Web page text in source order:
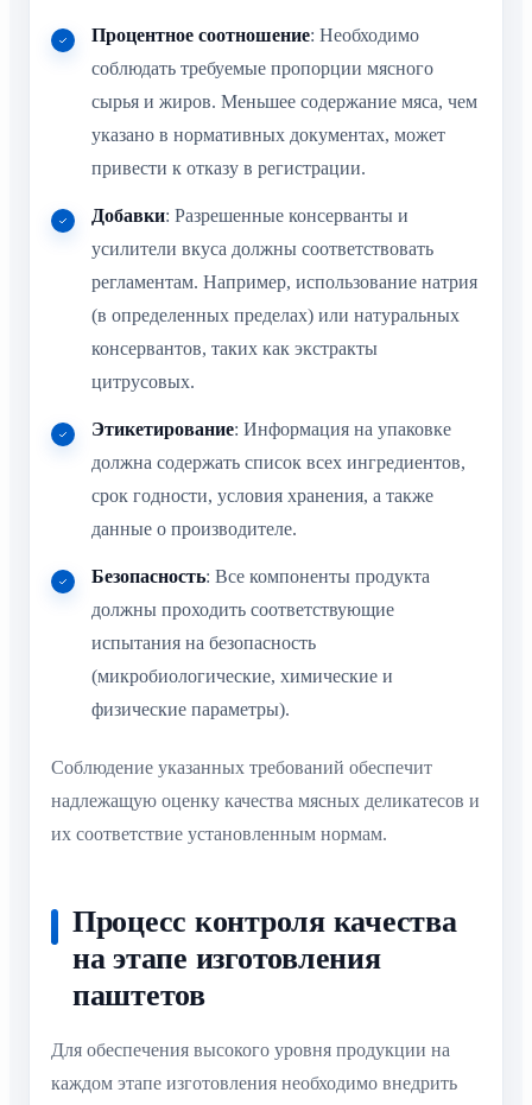
Процентное соотношение: Необходимо
соблюдать требуемые пропорции мясного
сырья и жиров. Меньшее содержание мяса, чем
указано в нормативных документах, может
привести к отказу в регистрации.
Добавки: Разрешенные консерванты и
усилители вкуса должны соответствовать
регламентам. Например, использование натрия
(в определенных пределах) или натуральных
консервантов, таких как экстракты
цитрусовых.
Этикетирование: Информация на упаковке
должна содержать список всех ингредиентов,
срок годности, условия хранения, а также
данные о производителе.
Безопасность: Все компоненты продукта
должны проходить соответствующие
испытания на безопасность
(микробиологические, химические и
физические параметры).
Соблюдение указанных требований обеспечит
надлежащую оценку качества мясных деликатесов и
их соответствие установленным нормам.
Процесс контроля качества
на этапе изготовления
паштетов
Для обеспечения высокого уровня продукции на
каждом этапе изготовления необходимо внедрить